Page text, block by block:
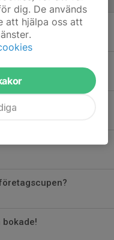
klart!
dig. De används
att hjälpa oss att